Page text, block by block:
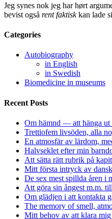
Jeg synes nok jeg har hørt
bevist også rent faktiskkan lade
Categories
Autobiography
in English
in Swedish
Biomedicine in museums
Recent Posts
Om hämnd — att hänga ut
Trettiofem livsöden, alla
En atmosfär av lärdom,
Halvseklet efter min
Att sätta rätt rubrik på
Mitt första intryck av
De sex mest spillda åren i
Att göra sin ångest m.m.
Om glädjen i att kontakta
The memory of smell,
Mitt behov av att klara